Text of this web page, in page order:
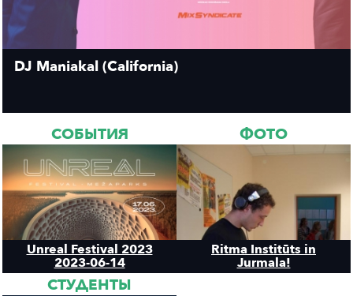
DJ Maniakal (California)
СОБЫТИЯ
Unreal Festival 2023
2023-06-14
ФОТО
Ritma Institūts in
Jurmala!
СТУДЕНТЫ